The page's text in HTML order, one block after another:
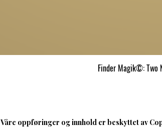
Finder Magik©: Two
Våre oppføringer og innhold er beskyttet av